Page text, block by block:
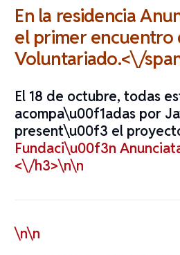
En la residencia
el primer encuentro
Voluntariado.<\/
El 18 de octubre, todas
acompa\u00f1adas por
present\u00f3 el
Fundaci\u00f3n
<\/h3>\n\n
\n\n